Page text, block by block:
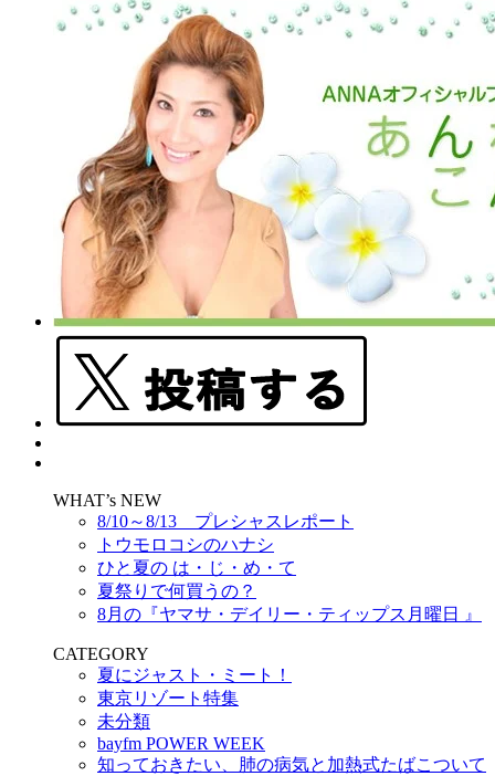
WHAT’s NEW
8/10～8/13 プレシャスレポート
トウモロコシのハナシ
ひと夏の は・じ・め・て
夏祭りで何買うの？
8月の『ヤマサ・デイリー・ティップス月曜日 』
CATEGORY
夏にジャスト・ミート！
東京リゾート特集
未分類
bayfm POWER WEEK
知っておきたい、肺の病気と加熱式たばこついて